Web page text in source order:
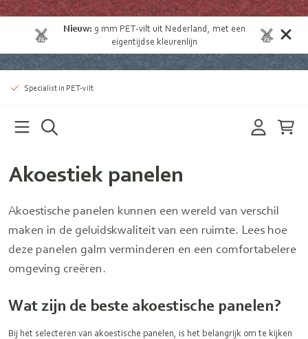
Nieuw: 9 mm PET-vilt uit Nederland , met een
eigentijdse kleurenlijn
Specialist in PET-vilt
Akoestiek panelen
Akoestische panelen kunnen een wereld van verschil
maken in de geluidskwaliteit van een ruimte. Lees hoe
deze panelen galm verminderen en een comfortabelere
omgeving creëren.
Wat zijn de beste akoestische panelen?
Bij het selecteren van akoestische panelen, is het belangrijk om te kijken